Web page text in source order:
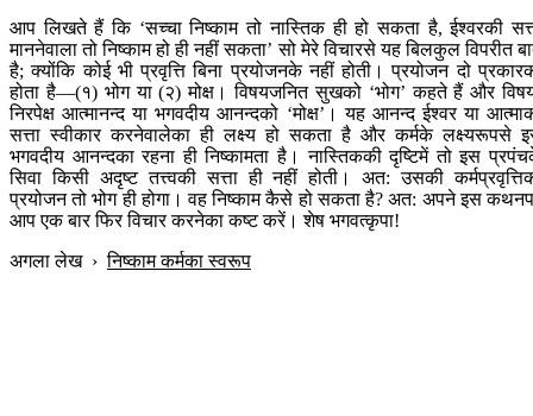
आप लिखते हैं कि ‘सच्चा निष्काम तो नास्तिक ही हो सकता है, ईश्वरकी
माननेवाला तो निष्काम हो ही नहीं सकता’ सो मेरे विचारसे यह बिलकुल विपरीत
है; क्योंकि कोई भी प्रवृत्ति बिना प्रयोजनके नहीं होती। प्रयोजन दो
होता है—(१) भोग या (२) मोक्ष। विषयजनित सुखको ‘भोग’ कहते हैं और
निरपेक्ष आत्मानन्द या भगवदीय आनन्दको ‘मोक्ष’। यह आनन्द ईश्वर या
सत्ता स्वीकार करनेवालेका ही लक्ष्य हो सकता है और कर्मके लक्ष्यरूपसे
भगवदीय आनन्दका रहना ही निष्कामता है। नास्तिककी दृष्टिमें तो इस
सिवा किसी अदृष्ट तत्त्वकी सत्ता ही नहीं होती। अत: उसकी
प्रयोजन तो भोग ही होगा। वह निष्काम कैसे हो सकता है? अत: अपने इस
आप एक बार फिर विचार करनेका कष्ट करें। शेष भगवत्कृपा!
अगला लेख›निष्काम कर्मका स्वरूप